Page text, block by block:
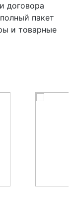
договора
пакет
и товарные